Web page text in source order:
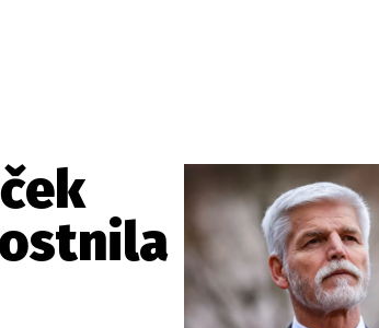
/ Cookies Volná místa
IČ: 118 23 054